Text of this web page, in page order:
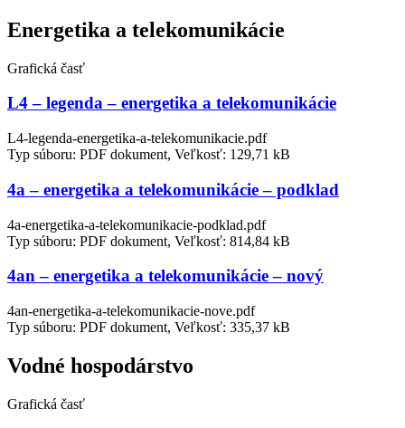
Energetika a telekomunikácie
Grafická časť
L4 – legenda – energetika a telekomunikácie
L4-legenda-energetika-a-telekomunikacie.pdf
Typ súboru: PDF dokument, Veľkosť: 129,71 kB
4a – energetika a telekomunikácie – podklad
4a-energetika-a-telekomunikacie-podklad.pdf
Typ súboru: PDF dokument, Veľkosť: 814,84 kB
4an – energetika a telekomunikácie – nový
4an-energetika-a-telekomunikacie-nove.pdf
Typ súboru: PDF dokument, Veľkosť: 335,37 kB
Vodné hospodárstvo
Grafická časť